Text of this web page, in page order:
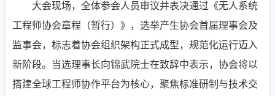
大会现场，全体参会人员审议并表决通过《无人系统
工程师协会章程（暂行）》，选举产生协会首届理事会及
监事会，标志着协会组织架构正式成型，规范化运行迈入
新阶段。当选理事长向锦武院士在致辞中表示，协会将以
搭建全球工程师协作平台为核心，聚焦标准研制与技术交